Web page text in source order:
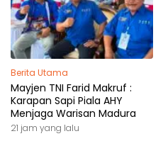
Berita Utama
Mayjen TNI Farid Makruf :
Karapan Sapi Piala AHY
Menjaga Warisan Madura
21 jam yang lalu